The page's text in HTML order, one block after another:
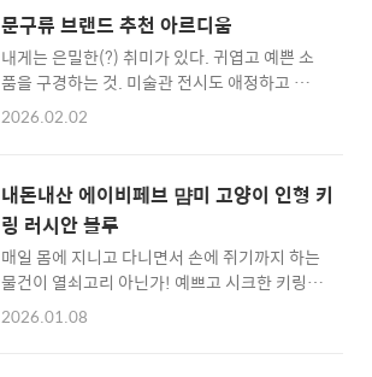
담이 엄청 커진다. 서점이라는 공간의 특성을 생
각하면 이런 구조는 정말 아쉽다. 책을 천천히
둘..
(https://www.youtube.com/watch?
v=hGkhEh8TOuw)는 이에 정면으로 반기를
든다. 이들은 엡스타인 시신에서 발견된 설골 골
절 흔적이 전형적인 교살 증거라고 지적하며 엡
스틴이 입을 열기 전에 권력자의 하수인에 의해
관 모사드의 정보원이었다고 주장하고 있으며
앤드류 부스타만테는 제프리 엡스틴이 모사드
가 아닌 FBI의 정보원이었다고 주장하고 있다.
제..
문구류 브랜드 추천 아르디움
내게는 은밀한(?) 취미가 있다. 귀엽고 예쁜 소
품을 구경하는 것. 미술관 전시도 애정하고 예술
비평에 관한 책도 종종 보는 편이다. 서울 살 때
벌, 망원동 제로스페이스, 명동 플라스크, 합정
메종키티버니포니, 연남 다이브인 모엠컬렉션
등.. 블로그에는 아직 소개하지 않았지만 포인
트오브뷰도 좋았다. 오늘 우연히 들른 서점에서
뜻밖의 득템을 하게 돼 내 마음을 사로잡은 브랜
드를 소개한다. ▶ 아르디움 스토어
2026.02.02
내돈내산 에이비페브 먐미 고양이 인형 키
링 러시안 블루
매일 몸에 지니고 다니면서 손에 쥐기까지 하는
물건이 열쇠고리 아닌가! 예쁘고 시크한 키링을
찾아나선지 어언 10년! 워낙 미술관을 좋아하
2026.01.08